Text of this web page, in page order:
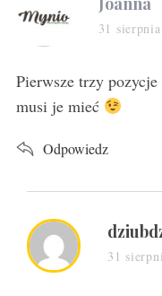
a
s
:
31
Pierwsze trzy
musi je mieć
Odpowiedz
s
a
31